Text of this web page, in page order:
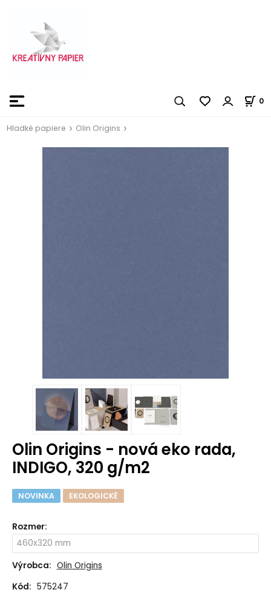
0
Hladké papiere Olin Origins
Olin Origins - nová eko rada,
INDIGO, 320 g/m2
NOVINKA EKOLOGICKĚ
Rozmer:
Výrobca: Olin Origins
Kód: 575247